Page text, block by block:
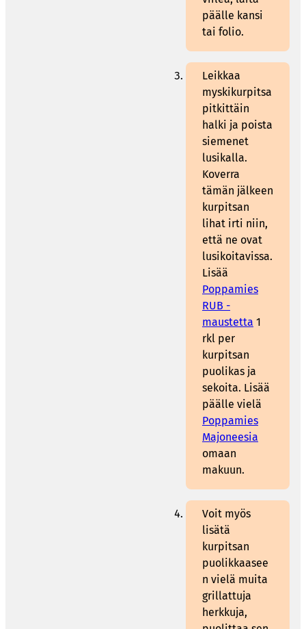
päälle kansi
tai folio.
Leikkaa
myskikurpitsa
pitkittäin
halki ja poista
siemenet
lusikalla.
Koverra
tämän jälkeen
kurpitsan
lihat irti niin,
että ne ovat
lusikoitavissa.
Lisää
Poppamies
RUB -
maustetta 1
rkl per
kurpitsan
puolikas ja
sekoita. Lisää
päälle vielä
Poppamies
Majoneesia
omaan
makuun.
Voit myös
lisätä
kurpitsan
puolikkaasee
n vielä muita
grillattuja
herkkuja,